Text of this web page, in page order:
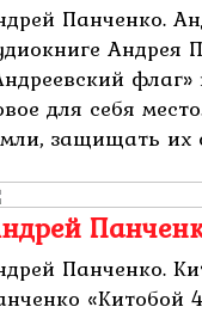
Панченко.
Андрея
флаг»
для себя
защищать их
Панченко.
«Китобой